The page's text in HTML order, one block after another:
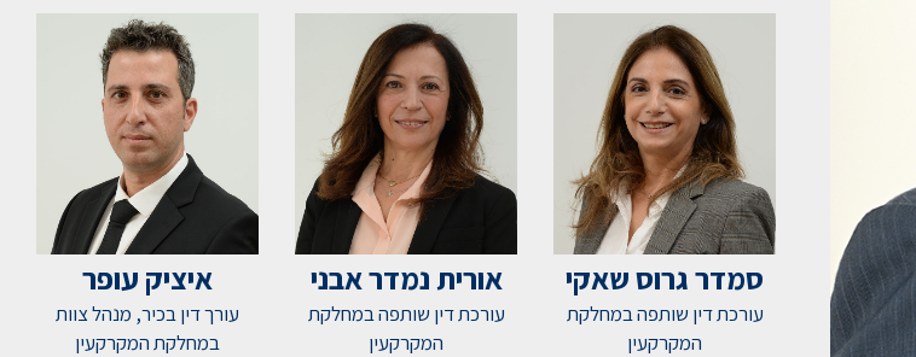
סמדר גרוס שאקי
עורכת דין שותפה במחלקת
המקרקעין
אורית נמדר אבני
עורכת דין שותפה במחלקת
המקרקעין
איציק עופר
עורך דין בכיר, מנהל צוות
במחלקת המקרקעין